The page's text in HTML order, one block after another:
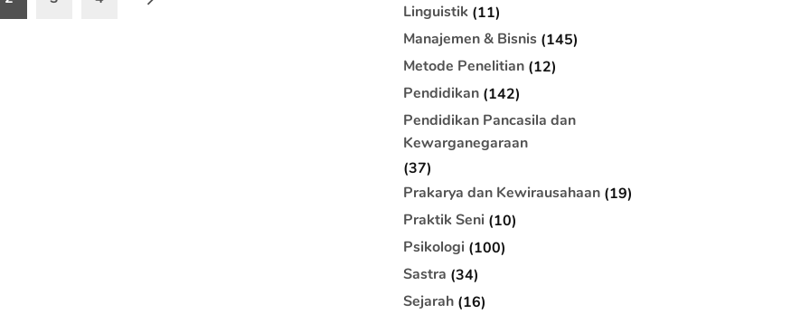
Linguistik (11)
Manajemen & Bisnis (145)
Metode Penelitian (12)
Pendidikan (142)
Pendidikan Pancasila dan
Kewarganegaraan
(37)
Prakarya dan Kewirausahaan (19)
Praktik Seni (10)
Psikologi (100)
Sastra (34)
Sejarah (16)